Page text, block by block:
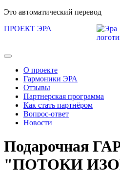
Это автоматический перевод
ПРОЕКТ ЭРА
О проекте
Гармоники ЭРА
Отзывы
Партнерская программа
Как стать партнёром
Вопрос-ответ
Новости
Подарочная
"ПОТОКИ